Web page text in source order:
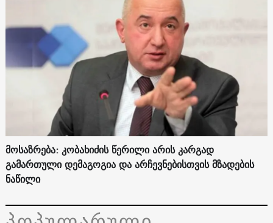
მოსაზრება: კობახიძის წერილი არის კარგად
გამართული დემაგოგია და არჩევნებისთვის მზადების
ნაწილი